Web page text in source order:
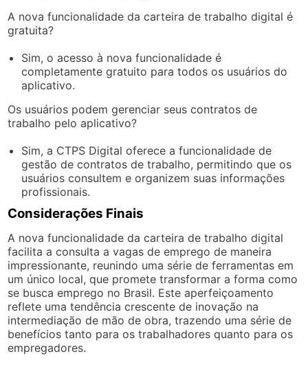
A nova funcionalidade da carteira de trabalho digital é
gratuita?
Sim, o acesso à nova funcionalidade é
completamente gratuito para todos os usuários do
aplicativo.
Os usuários podem gerenciar seus contratos de
trabalho pelo aplicativo?
Sim, a CTPS Digital oferece a funcionalidade de
gestão de contratos de trabalho, permitindo que os
usuários consultem e organizem suas informações
profissionais.
Considerações Finais
A nova funcionalidade da carteira de trabalho digital
facilita a consulta a vagas de emprego de maneira
impressionante, reunindo uma série de ferramentas em
um único local, que promete transformar a forma como
se busca emprego no Brasil. Este aperfeiçoamento
reflete uma tendência crescente de inovação na
intermediação de mão de obra, trazendo uma série de
benefícios tanto para os trabalhadores quanto para os
empregadores.